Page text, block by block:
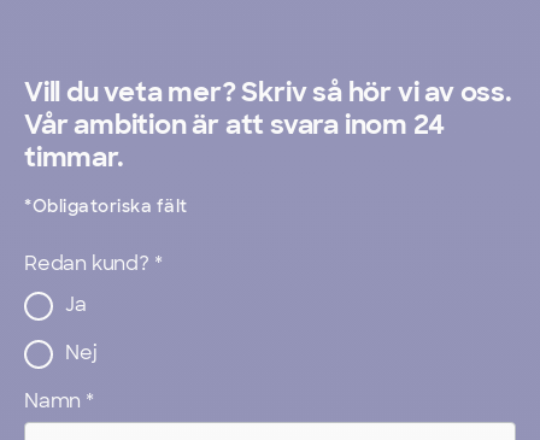
Vill du veta mer? Skriv så hör vi av oss.
Vår ambition är att svara inom 24
timmar.
*Obligatoriska fält
Redan kund? *
Ja
Nej
Namn *